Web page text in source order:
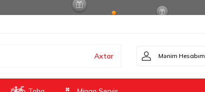
Axtar Mənim Hesabım